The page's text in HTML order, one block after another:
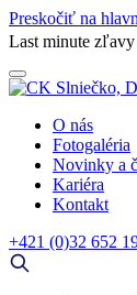
Preskočiť na
Last minute
O nás
Fotogaléria
Novinky a
Kariéra
Kontakt
+421 (0)32 652